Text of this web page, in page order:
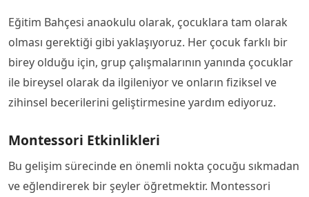
Eğitim Bahçesi anaokulu olarak, çocuklara tam olarak
olması gerektiği gibi yaklaşıyoruz. Her çocuk farklı bir
birey olduğu için, grup çalışmalarının yanında çocuklar
ile bireysel olarak da ilgileniyor ve onların fiziksel ve
zihinsel becerilerini geliştirmesine yardım ediyoruz.
Montessori Etkinlikleri
Bu gelişim sürecinde en önemli nokta çocuğu sıkmadan
ve eğlendirerek bir şeyler öğretmektir. Montessori